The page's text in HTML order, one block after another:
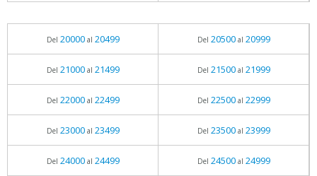
Del 20000al 20499 Del 20500al 20999
Del 21000al 21499 Del 21500al 21999
Del 22000al 22499 Del 22500al 22999
Del 23000al 23499 Del 23500al 23999
Del 24000al 24499 Del 24500al 24999